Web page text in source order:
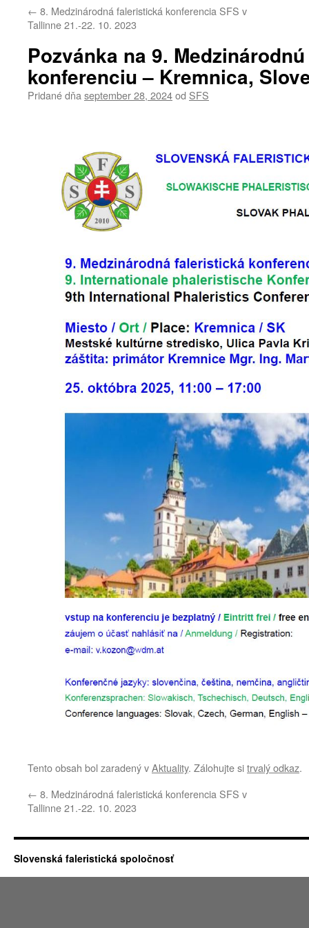
← 8. Medzinárodná faleristická konferencia SFS v
Tallinne 21.-22. 10. 2023
Pozvánka na 9.
konferenciu – Kremnica,
Pridané dňa september 28, 2024od SFS
Tento obsah bol zaradený vAktuality. Zálohujte sitrvalý odkaz.
← 8. Medzinárodná faleristická konferencia SFS v
Tallinne 21.-22. 10. 2023
Slovenská faleristická spoločnosť